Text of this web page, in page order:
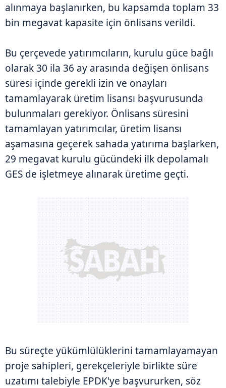
alınmaya başlanırken, bu kapsamda toplam 33
bin megavat kapasite için önlisans verildi.
Bu çerçevede yatırımcıların, kurulu güce bağlı
olarak 30 ila 36 ay arasında değişen önlisans
süresi içinde gerekli izin ve onayları
tamamlayarak üretim lisansı başvurusunda
bulunmaları gerekiyor. Önlisans süresini
tamamlayan yatırımcılar, üretim lisansı
aşamasına geçerek sahada yatırıma başlarken,
29 megavat kurulu gücündeki ilk depolamalı
GES de işletmeye alınarak üretime geçti.
Bu süreçte yükümlülüklerini tamamlayamayan
proje sahipleri, gerekçeleriyle birlikte süre
uzatımı talebiyle EPDK'ye başvururken, söz